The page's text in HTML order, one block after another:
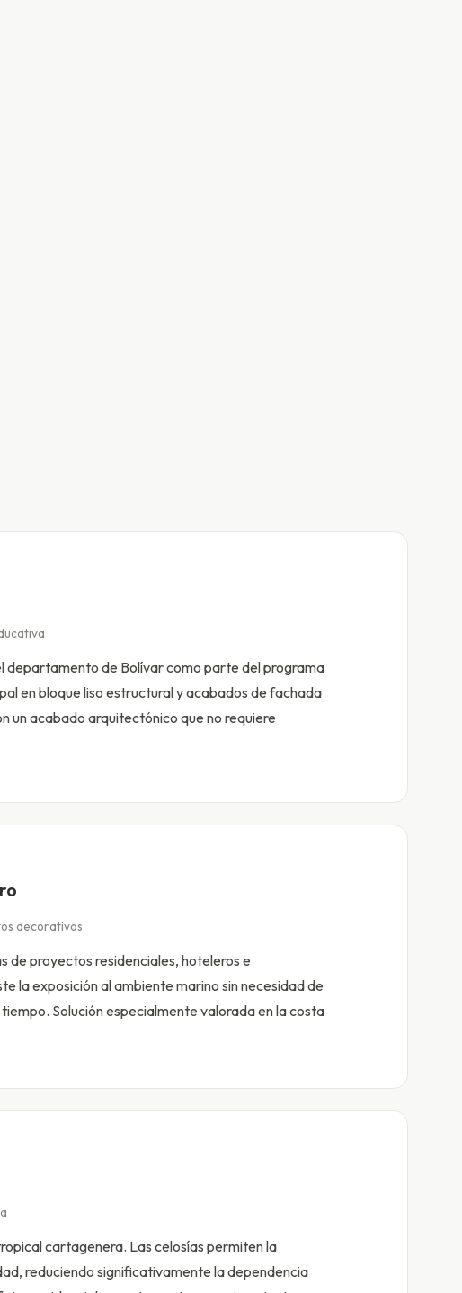
departamento de Bolívar como parte del programa
en bloque liso estructural y acabados de fachada
un acabado arquitectónico que no requiere
decorativos
de proyectos residenciales, hoteleros e
la exposición al ambiente marino sin necesidad de
Solución especialmente valorada en la costa
cartagenera. Las celosías permiten la
reduciendo significativamente la dependencia